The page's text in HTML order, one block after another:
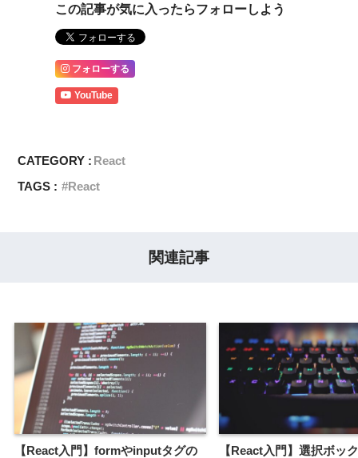
この記事が気に入ったらフォローしよう
フォローする
YouTube
CATEGORY : React
TAGS :
React
関連記事
【React入門】formやinputタグの
【React入門】選択ボッ